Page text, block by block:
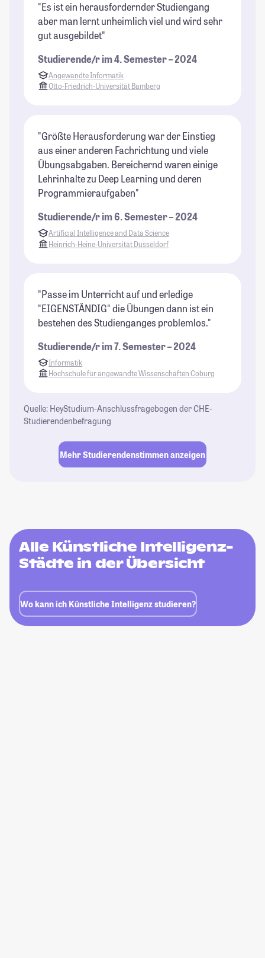
"Es ist ein herausfordernder Studiengang
aber man lernt unheimlich viel und wird sehr
gut ausgebildet"
Studierende/r im 4. Semester – 2024
Angewandte Informatik
Otto-Friedrich-Universität Bamberg
"Größte Herausforderung war der Einstieg
aus einer anderen Fachrichtung und viele
Übungsabgaben. Bereichernd waren einige
Lehrinhalte zu Deep Learning und deren
Programmieraufgaben"
Studierende/r im 6. Semester – 2024
Artificial Intelligence and Data Science
Heinrich-Heine-Universität Düsseldorf
"Passe im Unterricht auf und erledige
"EIGENSTÄNDIG" die Übungen dann ist ein
bestehen des Studienganges problemlos."
Studierende/r im 7. Semester – 2024
Informatik
Hochschule für angewandte Wissenschaften Coburg
Quelle: HeyStudium-Anschlussfragebogen der CHE-
Studierendenbefragung
Mehr Studierendenstimmen anzeigen
Alle Künstliche Intelligenz-
Städte in der Übersicht
Wo kann ich Künstliche Intelligenz studieren?